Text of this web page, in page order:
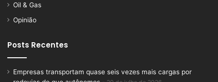
Oil & Gas
Opinião
Posts Recentes
Empresas transportam quase seis vezes mais cargas por